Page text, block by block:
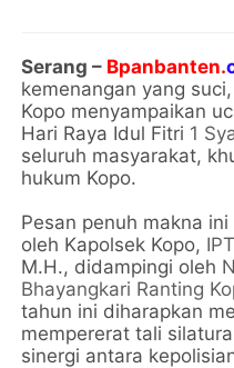
Serang – Bpanbanten.
kemenangan yang
Kopo menyampaikan
Hari Raya Idul Fitri 1
seluruh masyarakat,
hukum Kopo.
Pesan penuh makna
oleh Kapolsek Kopo,
M.H., didampingi oleh
Bhayangkari Ranting
tahun ini diharapkan
mempererat tali
sinergi antara